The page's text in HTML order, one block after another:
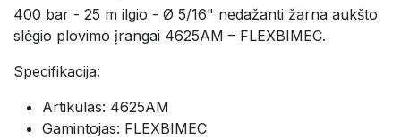
400 bar - 25 m ilgio - Ø 5/16" nedažanti žarna aukšto
slėgio plovimo įrangai 4625AM – FLEXBIMEC.
Specifikacija:
Artikulas: 4625AM
Gamintojas: FLEXBIMEC